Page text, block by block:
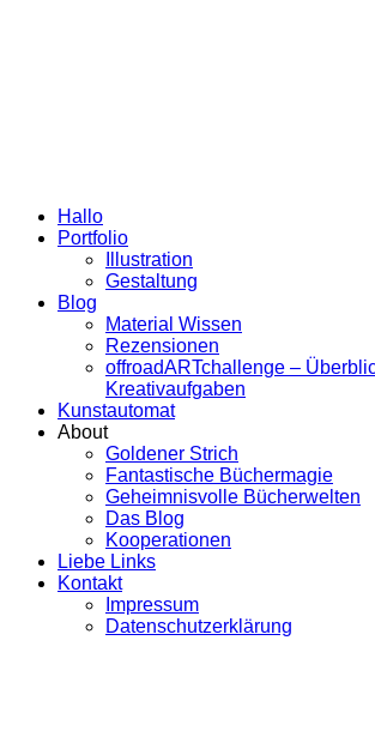
Hallo
Portfolio
Illustration
Gestaltung
Blog
Material Wissen
Rezensionen
offroadARTchallenge –
Kreativaufgaben
Kunstautomat
About
Goldener Strich
Fantastische Büchermagie
Geheimnisvolle Bücherwelten
Das Blog
Kooperationen
Liebe Links
Kontakt
Impressum
Datenschutzerklärung